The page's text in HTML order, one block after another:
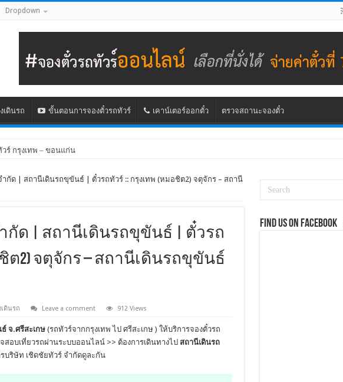
Dropdown
เดินรถ ขั้นตอนการจองตั๋วรถทัวร์ เคาน์เตอร์ออกตั๋ว ตรวจสถานะจองตั๋ว
ร์ กรุงเทพ – ขอนแก่น
(กรุงเทพ – ชัยภูมิ)
กัด | สถานีเดินรถขุขันธ์ | ตั๋วรถทัวร์ :: กรุงเทพ (หมอชิต2) จตุจักร – สถานี
กัด | สถานีเดินรถขุขันธ์ | ตั๋วรถ
ต2) จตุจักร – สถานีเดินรถขุขันธ์
เดินรถ Leave a comment 912 Views
จ.ศรีสะเกษ(รถทัวร์จากกรุงเทพ ไป ศรีสะเกษ ) ให้บริการจองตั๋วรถ
สอบเที่ยวรถผ่านระบบออนไลน์ >> ต้องการเดินทางไป สถานีเดินรถ
บริษัท เชิดชัยทัวร์ จำกัดดูละกัน
Find us on Facebook